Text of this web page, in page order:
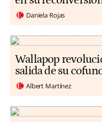
Daniela Rojas
Wallapop
salida de su
Albert Martínez